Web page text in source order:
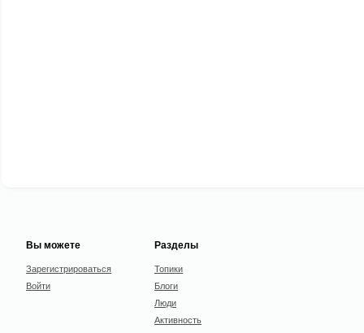
Вы можете
Зарегистрироваться
Войти
Разделы
Топики
Блоги
Люди
Активность